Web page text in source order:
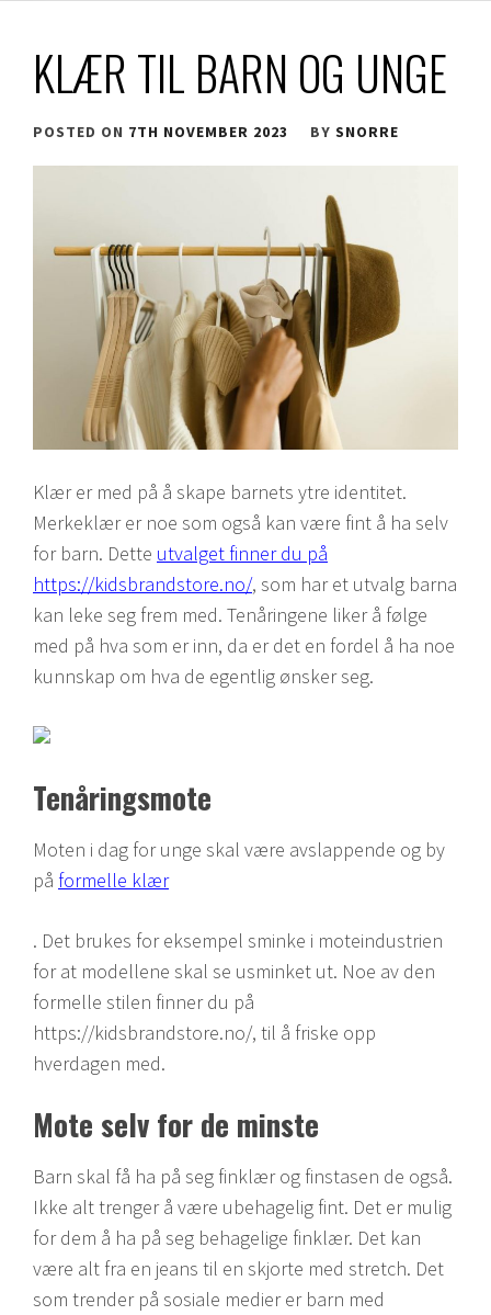
KLÆR TIL BARN OG UNGE
POSTED ON 7TH NOVEMBER 2023 BY SNORRE
Klær er med på å skape barnets ytre identitet.
Merkeklær er noe som også kan være fint å ha selv
for barn. Dette utvalget finner du på
https://kidsbrandstore.no/, som har et utvalg barna
kan leke seg frem med. Tenåringene liker å følge
med på hva som er inn, da er det en fordel å ha noe
kunnskap om hva de egentlig ønsker seg.
Tenåringsmote
Moten i dag for unge skal være avslappende og by
på formelle klær
. Det brukes for eksempel sminke i moteindustrien
for at modellene skal se usminket ut. Noe av den
formelle stilen finner du på
https://kidsbrandstore.no/, til å friske opp
hverdagen med.
Mote selv for de minste
Barn skal få ha på seg finklær og finstasen de også.
Ikke alt trenger å være ubehagelig fint. Det er mulig
for dem å ha på seg behagelige finklær. Det kan
være alt fra en jeans til en skjorte med stretch. Det
som trender på sosiale medier er barn med